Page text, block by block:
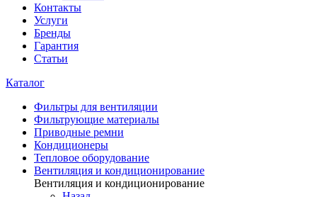
Контакты
Услуги
Бренды
Гарантия
Статьи
Каталог
Фильтры для вентиляции
Фильтрующие материалы
Приводные ремни
Кондиционеры
Тепловое оборудование
Вентиляция и кондиционирование
Вентиляция и кондиционирование